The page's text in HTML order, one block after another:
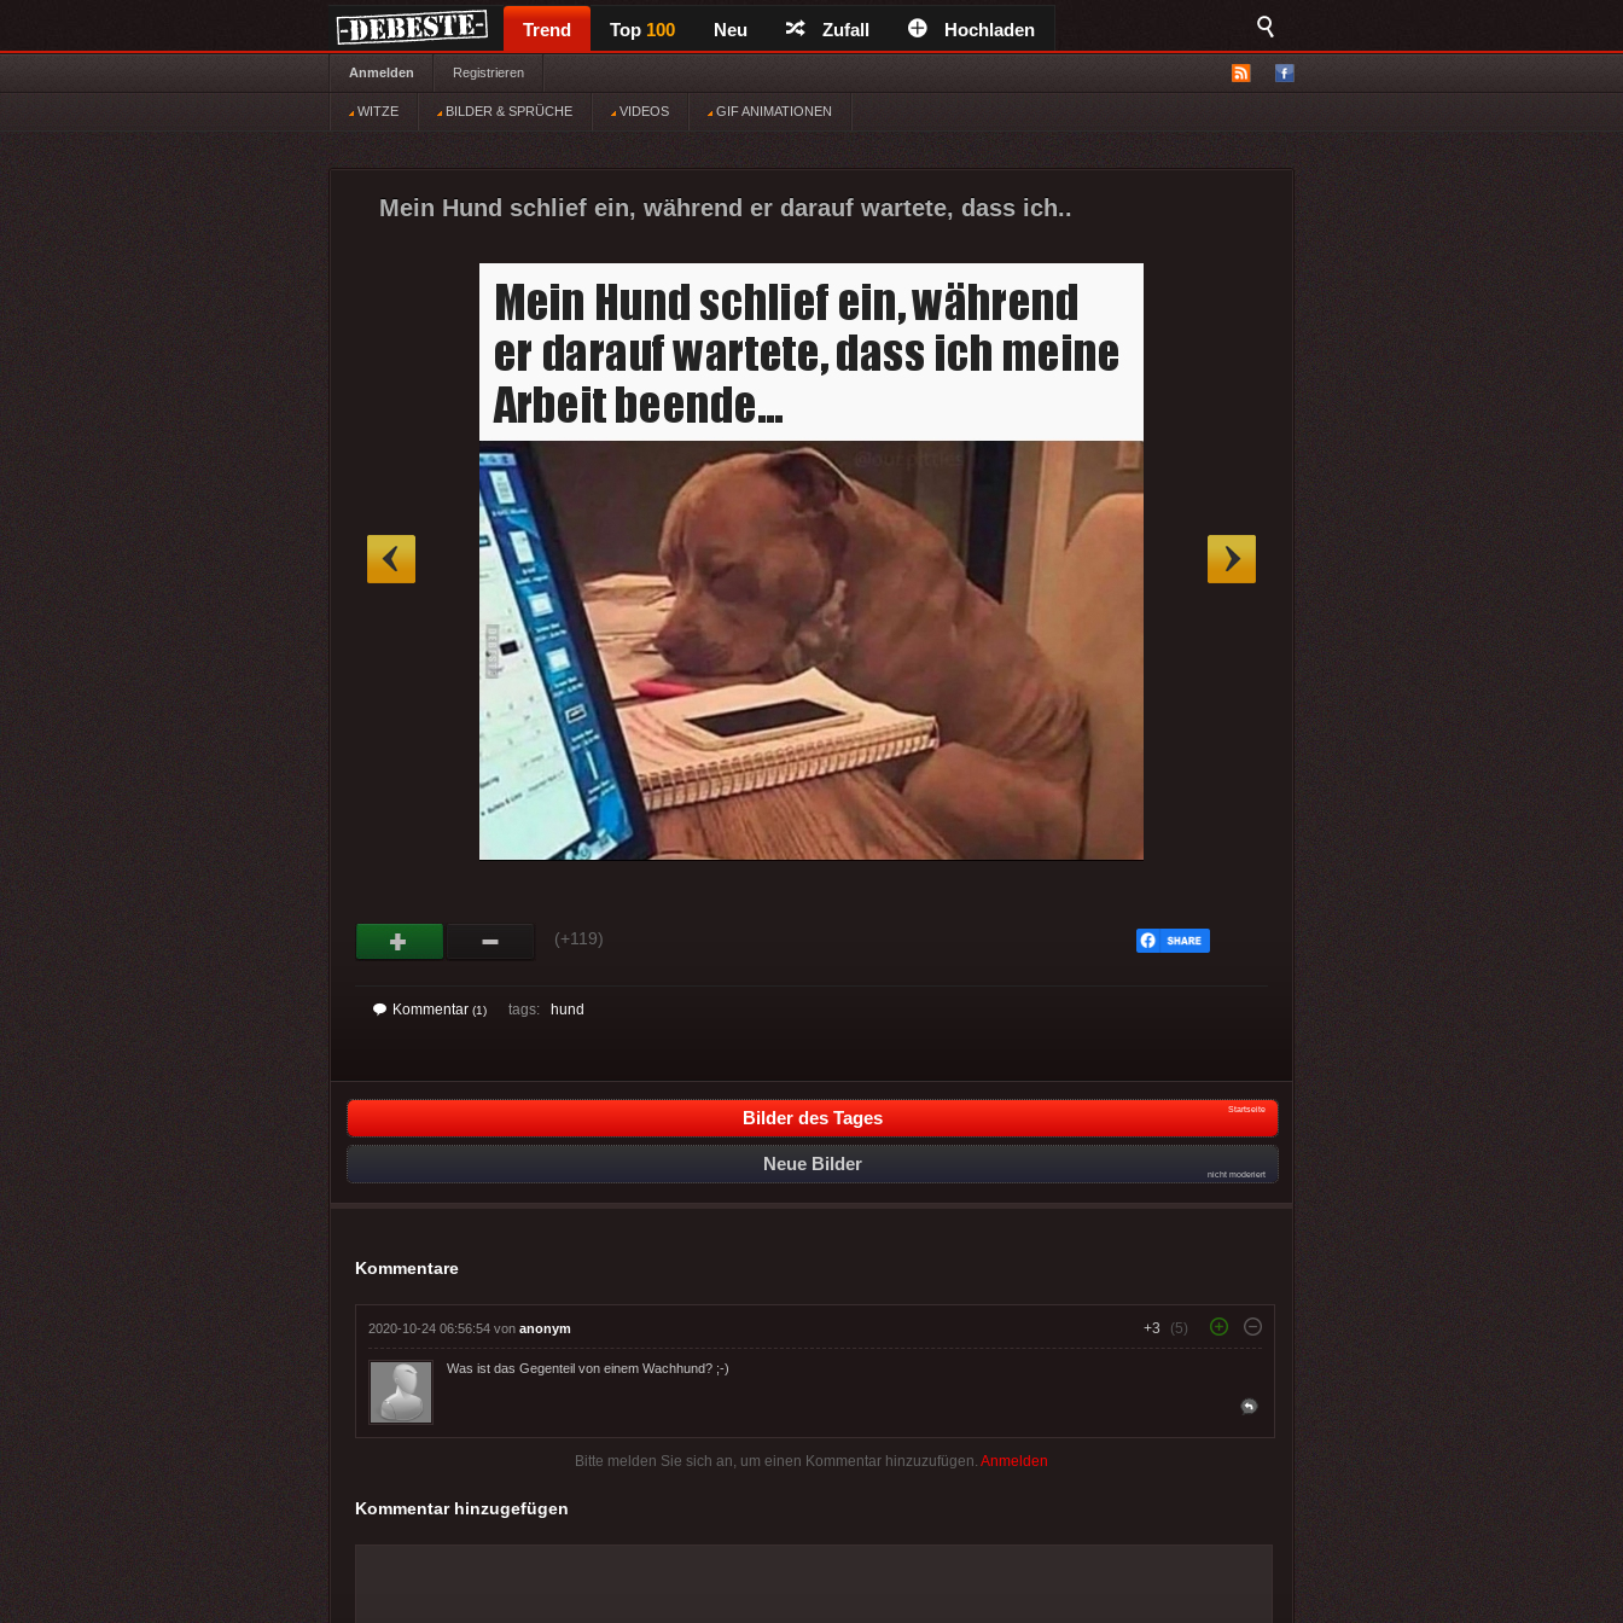
Trend Top 100 Neu Zufall Hochladen
Anmelden Registrieren
WITZE BILDER & SPRÜCHE VIDEOS GIF ANIMATIONEN
Mein Hund schlief ein, während er darauf wartete, dass ich..
(+119)
Kommentar (1) tags: hund
Bilder des Tages Startseite
Neue Bilder
nicht moderiert
Kommentare
2020-10-24 06:56:54 von anonym +3 (5)
Was ist das Gegenteil von einem Wachhund? ;-)
Bitte melden Sie sich an, um einen Kommentar hinzuzufügen. Anmelden
Kommentar hinzugefügen